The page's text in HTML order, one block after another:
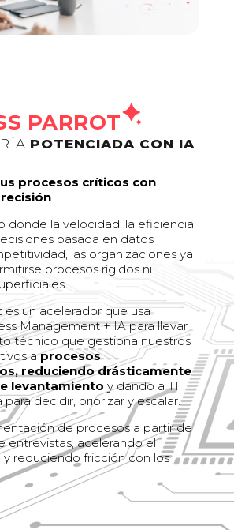
PARROT
POTENCIADA CON IA
procesos críticos con
donde la velocidad, la eficiencia
basada en datos
las organizaciones ya
procesos rígidos ni
es un acelerador que usa
Management + IA para llevar
técnico que gestiona nuestros
aprocesos
reduciendo drásticamente
levantamiento y dando a TI
para decidir, priorizar y escalar.
de procesos a partir de
entrevistas, acelerando el
reduciendo fricción con los